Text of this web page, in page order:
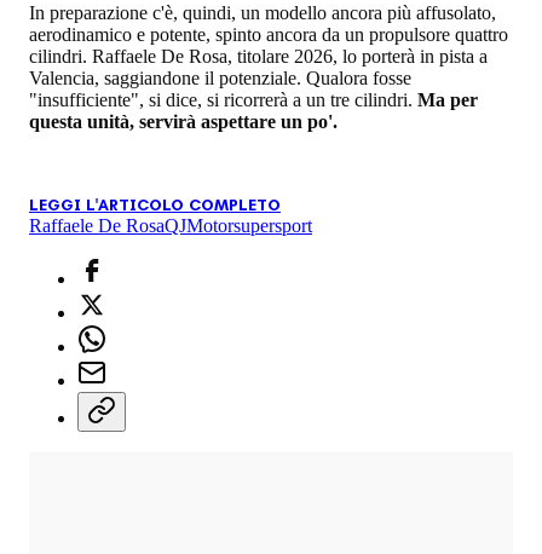
In preparazione c'è, quindi, un modello ancora più affusolato,
aerodinamico e potente, spinto ancora da un propulsore quattro
cilindri. Raffaele De Rosa, titolare 2026, lo porterà in pista a
Valencia, saggiandone il potenziale. Qualora fosse
"insufficiente", si dice, si ricorrerà a un tre cilindri. Ma per
questa unità, servirà aspettare un po'.
LEGGI L'ARTICOLO COMPLETO
Raffaele De RosaQJMotorsupersport